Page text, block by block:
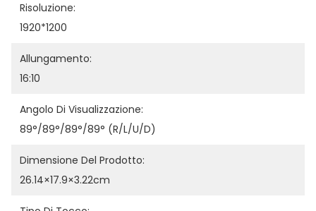
Risoluzione:
1920*1200
Allungamento:
16:10
Angolo Di Visualizzazione:
89°/89°/89°/89° (R/L/U/D)
Dimensione Del Prodotto:
26.14×17.9×3.22cm